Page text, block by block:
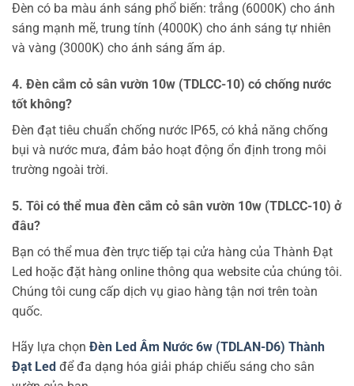
Đèn có ba màu ánh sáng phổ biến: trắng (6000K) cho ánh
sáng mạnh mẽ, trung tính (4000K) cho ánh sáng tự nhiên
và vàng (3000K) cho ánh sáng ấm áp.
4. Đèn cắm cỏ sân vườn 10w (TDLCC-10) có chống nước
tốt không?
Đèn đạt tiêu chuẩn chống nước IP65, có khả năng chống
bụi và nước mưa, đảm bảo hoạt động ổn định trong môi
trường ngoài trời.
5. Tôi có thể mua đèn cắm cỏ sân vườn 10w (TDLCC-10) ở
đâu?
Bạn có thể mua đèn trực tiếp tại cửa hàng của Thành Đạt
Led hoặc đặt hàng online thông qua website của chúng tôi.
Chúng tôi cung cấp dịch vụ giao hàng tận nơi trên toàn
quốc.
Hãy lựa chọn Đèn Led Âm Nước 6w (TDLAN-D6) Thành
Đạt Led để đa dạng hóa giải pháp chiếu sáng cho sân